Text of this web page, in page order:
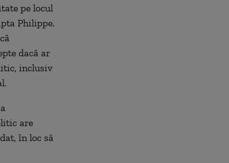
pe locul
Philippe.
dacă ar
inclusiv
are
în loc să